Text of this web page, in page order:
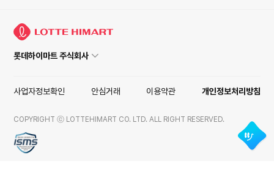
롯데하이마트 주식회사
사업자정보확인 안심거래 이용약관 개인정보처리방침
COPYRIGHT ⓒ LOTTEHIMART CO. LTD. ALL RIGHT RESERVED.
ISMS